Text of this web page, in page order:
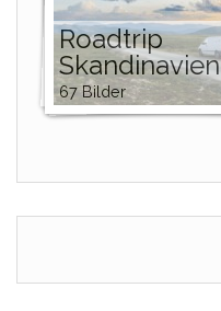
Roadtrip
Skandinavien
67 Bilder